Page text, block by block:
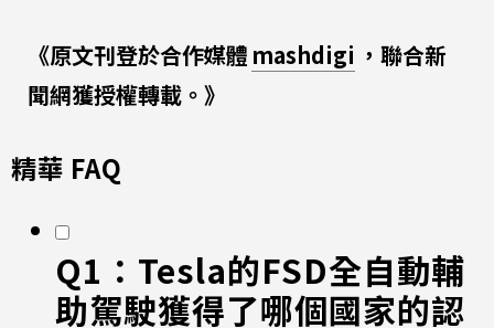
《原文刊登於合作媒體 mashdigi ，聯合新
聞網獲授權轉載。》
精華 FAQ
Q1：Tesla的FSD全自動輔
助駕駛獲得了哪個國家的認